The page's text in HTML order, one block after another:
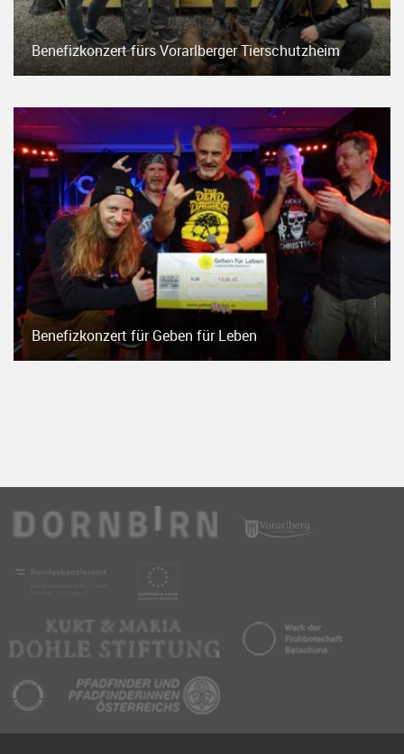
Benefizkonzert fürs Vorarlberger Tierschutzheim
Benefizkonzert für Geben für Leben